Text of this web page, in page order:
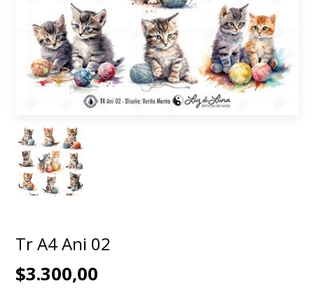
Tr A4 Ani 02
$3.300,00